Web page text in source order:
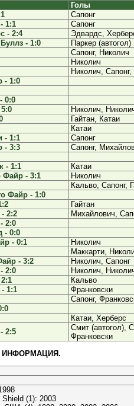
Голы
Сапонг
1:1
Сапонг
- 2:4
Эдвардс,
- 1:0
Паркер (автогол)
Сапонг, Николич
Николич
Николич,
- 1:0
0:0
Николич,
Гайтан, Катаи
Катаи
- 1:1
Сапонг
- 3:3
Сапонг,
- 1:1
Катаи
Файр - 3:1
Николич
Кальво, Сапонг,
Файр - 1:0
Гайтан
2:2
Михайлович,
2:0
- 0:0
- 0:1
Николич
Маккарти,
- 3:2
Николич, Сапонг
2:0
Николич,
Кальво
1:1
Франковски
Сапонг,
Катаи, Херберс
2:5
Смит (автогол),
Франковски
ИНФОРМАЦИЯ.
(1): 2003